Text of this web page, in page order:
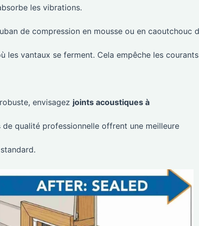
les vibrations.
de compression en mousse ou en caoutchouc
les vantaux se ferment. Cela empêche les courants
envisagez joints acoustiques à
de qualité professionnelle offrent une meilleure